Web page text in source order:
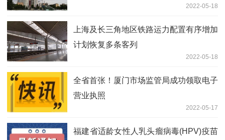
2022-05-18
上海及长三角地区铁路运力配置有序增加
计划恢复多条客列
2022-05-18
全省首张！厦门市场监管局成功领取电子
营业执照
2022-05-17
福建省适龄女性人乳头瘤病毒(HPV)疫苗